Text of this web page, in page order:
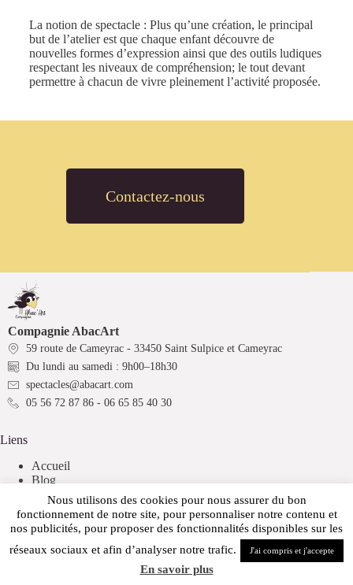
La notion de spectacle : Plus qu’une création, le principal
but de l’atelier est que chaque enfant découvre de
nouvelles formes d’expression ainsi que des outils ludiques
respectant les niveaux de compréhension; le tout devant
permettre à chacun de vivre pleinement l’activité proposée.
Contactez-nous
Compagnie AbacArt
59 route de Cameyrac - 33450 Saint Sulpice et Cameyrac
Du lundi au samedi : 9h00–18h30
spectacles@abacart.com
05 56 72 87 86 - 06 65 85 40 30
Liens
Accueil
Blog
Informations légales
Politique de confidentialité
Mentions légales
Copyright © 2026 Compagnie AbacArt - Site développé par
Alcanix.
Nous utilisons des cookies pour nous assurer du bon
fonctionnement de notre site, pour personnaliser notre contenu et
nos publicités, pour proposer des fonctionnalités disponibles sur les
réseaux sociaux et afin d’analyser notre trafic.
J'ai compris et j'accepte
En savoir plus